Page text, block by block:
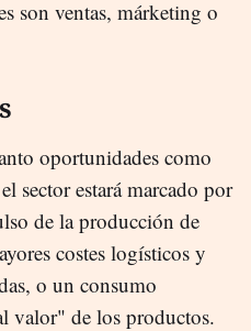
son ventas, márketing o
oportunidades como
sector estará marcado por
de la producción de
costes logísticos y
o un consumo
valor" de los productos.